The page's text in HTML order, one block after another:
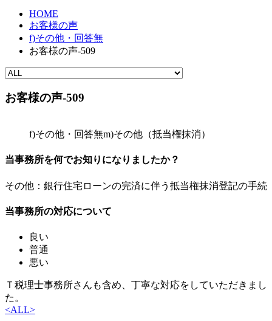
HOME
お客様の声
f)その他・回答無
お客様の声-509
お客様の声-509
f)その他・回答無m)その他（抵当権抹消）
当事務所を何でお知りになりましたか？
その他：銀行住宅ローンの完済に伴う抵当権抹消登記の手続
当事務所の対応について
良い
普通
悪い
Ｔ税理士事務所さんも含め、丁寧な対応をしていただきまし
た。
<ALL>